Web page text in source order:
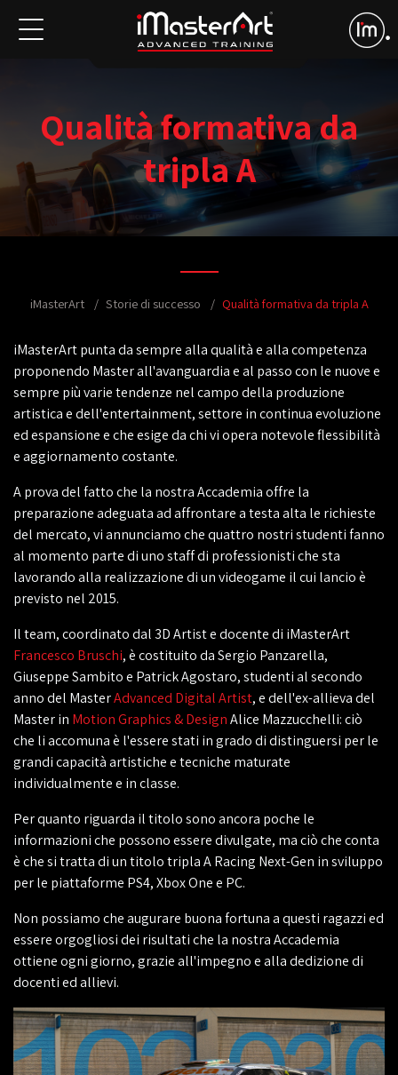
Qualità formativa da
tripla A
iMasterArt Storie di successo Qualità formativa da tripla A
iMasterArt punta da sempre alla qualità e alla competenza
proponendo Master all'avanguardia e al passo con le nuove e
sempre più varie tendenze nel campo della produzione
artistica e dell'entertainment, settore in continua evoluzione
ed espansione e che esige da chi vi opera notevole flessibilità
e aggiornamento costante.
A prova del fatto che la nostra Accademia offre la
preparazione adeguata ad affrontare a testa alta le richieste
del mercato, vi annunciamo che quattro nostri studenti fanno
al momento parte di uno staff di professionisti che sta
lavorando alla realizzazione di un videogame il cui lancio è
previsto nel 2015.
Il team, coordinato dal 3D Artist e docente di iMasterArt
Francesco Bruschi, è costituito da Sergio Panzarella,
Giuseppe Sambito e Patrick Agostaro, studenti al secondo
anno del MasterAdvanced Digital Artist, e dell'ex-allieva del
Master in Motion Graphics & DesignAlice Mazzucchelli: ciò
che li accomuna è l'essere stati in grado di distinguersi per le
grandi capacità artistiche e tecniche maturate
individualmente e in classe.
Per quanto riguarda il titolo sono ancora poche le
informazioni che possono essere divulgate, ma ciò che conta
è che si tratta di un titolo tripla A Racing Next-Gen in sviluppo
per le piattaforme PS4, Xbox One e PC.
Non possiamo che augurare buona fortuna a questi ragazzi ed
essere orgogliosi dei risultati che la nostra Accademia
ottiene ogni giorno, grazie all'impegno e alla dedizione di
docenti ed allievi.